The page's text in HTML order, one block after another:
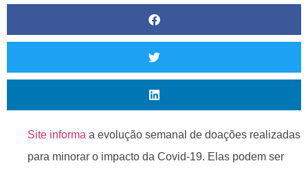
Site informa a evolução semanal de doações realizadas
para minorar o impacto da Covid-19. Elas podem ser